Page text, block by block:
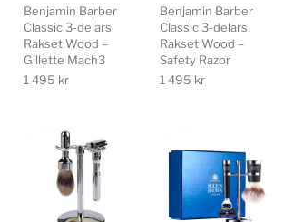
Benjamin Barber
Classic 3-delars
Rakset Wood –
Gillette Mach3
1 495 kr
Benjamin Barber
Classic 3-delars
Rakset Wood –
Safety Razor
1 495 kr